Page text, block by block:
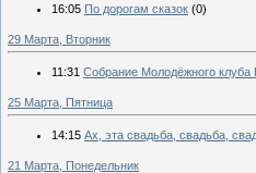
16:05 По дорогам сказок (0)
29 Марта, Вторник
11:31 Собрание Молодёжного
25 Марта, Пятница
14:15 Ах, эта свадьба, свадьба,
21 Марта, Понедельник